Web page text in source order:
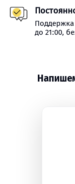
Поддержка
до 21:00,